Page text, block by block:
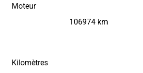
Moteur
Kilomètres
106974 km